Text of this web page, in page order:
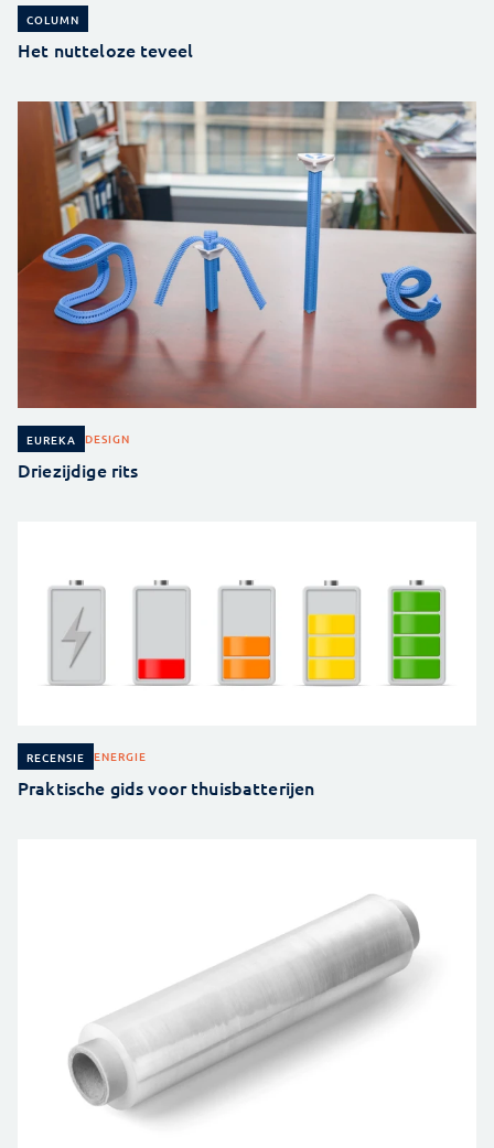
COLUMN
Het nutteloze teveel
EUREKA DESIGN
Driezijdige rits
RECENSIE ENERGIE
Praktische gids voor thuisbatterijen